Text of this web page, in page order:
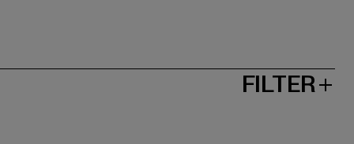
FILTER